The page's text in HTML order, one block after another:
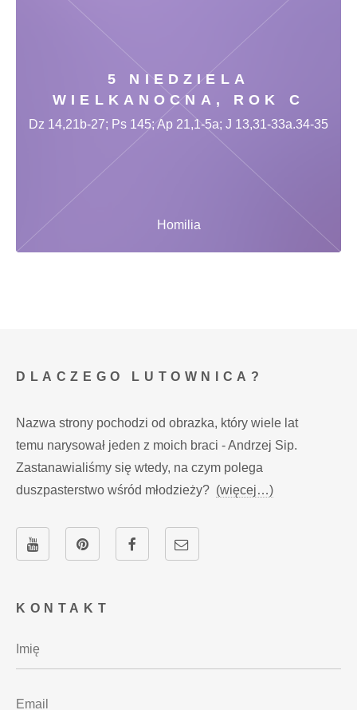
5 NIEDZIELA
WIELKANOCNA, ROK C
Homilia
Dz 14,21b-27; Ps 145; Ap 21,1-5a; J 13,31-33a.34-35
KONTAKT
DLACZEGO LUTOWNICA?
Nazwa strony pochodzi od obrazka, który wiele lat
temu narysował jeden z moich braci - Andrzej Sip.
Zastanawialiśmy się wtedy, na czym polega
duszpasterstwo wśród młodzieży? (więcej…)